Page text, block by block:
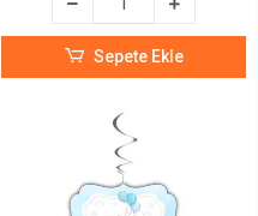
Sepete Ekle